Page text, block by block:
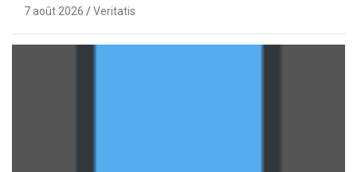
7 août 2026 Veritatis